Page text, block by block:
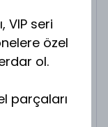
VIP seri
özel
ol.
parçaları